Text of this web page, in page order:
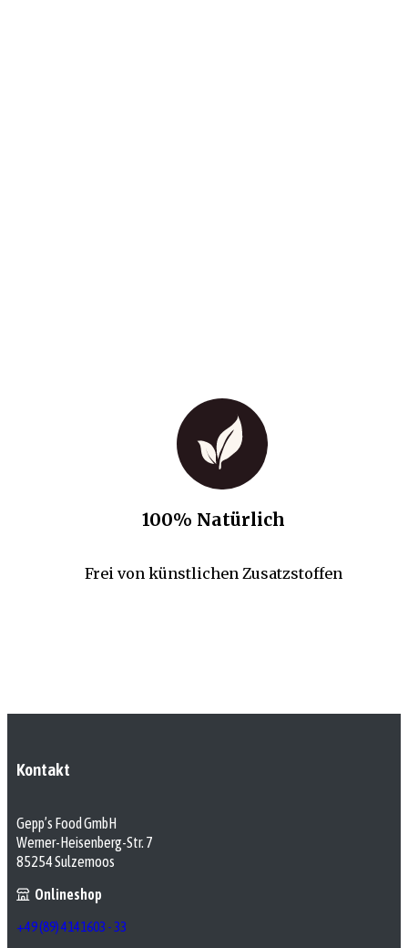
100% Natürlich
Frei von künstlichen Zusatzstoffen
Kontakt
Gepp’s Food GmbH
Werner-Heisenberg-Str. 7
85254 Sulzemoos
Onlineshop
+49 (89) 4141603 - 33